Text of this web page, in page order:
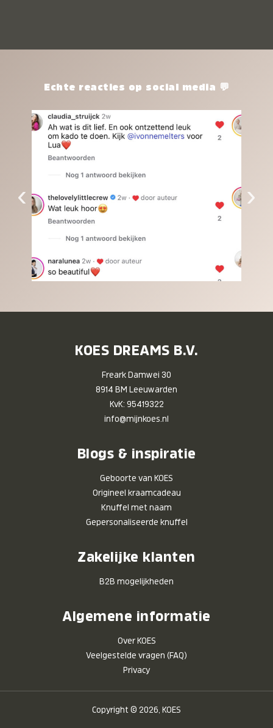
het waard.Echte reacties op social media 💬
‹ ›
KOES DREAMS B.V.
Freark Damwei 30
8914 BM Leeuwarden
KvK: 95419322
info@mijnkoes.nl
Blogs & inspiratie
Geboorte van KOES
Origineel kraamcadeau
Knuffel met naam
Gepersonaliseerde knuffel
Zakelijke klanten
B2B mogelijkheden
Algemene informatie
Over KOES
Veelgestelde vragen (FAQ)
Privacy
Copyright © 2026, KOES